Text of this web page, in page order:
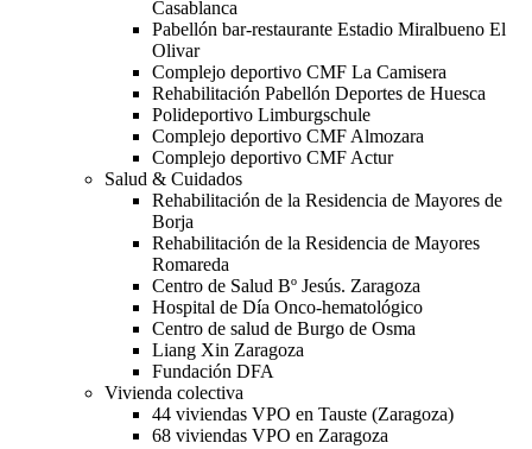
Casablanca
Pabellón bar-restaurante Estadio Miralbueno El
Olivar
Complejo deportivo CMF La Camisera
Rehabilitación Pabellón Deportes de Huesca
Polideportivo Limburgschule
Complejo deportivo CMF Almozara
Complejo deportivo CMF Actur
Salud & Cuidados
Rehabilitación de la Residencia de Mayores de
Borja
Rehabilitación de la Residencia de Mayores
Romareda
Centro de Salud Bº Jesús. Zaragoza
Hospital de Día Onco-hematológico
Centro de salud de Burgo de Osma
Liang Xin Zaragoza
Fundación DFA
Vivienda colectiva
44 viviendas VPO en Tauste (Zaragoza)
68 viviendas VPO en Zaragoza